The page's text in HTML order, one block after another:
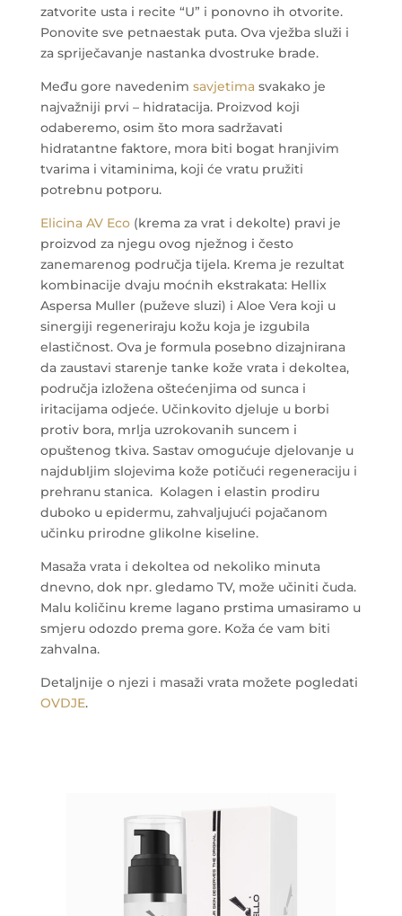
zatvorite usta i recite “U” i ponovno ih otvorite.
Ponovite sve petnaestak puta. Ova vježba služi i
za spriječavanje nastanka dvostruke brade.
Među gore navedenim savjetimasvakako je
najvažniji prvi – hidratacija. Proizvod koji
odaberemo, osim što mora sadržavati
hidratantne faktore, mora biti bogat hranjivim
tvarima i vitaminima, koji će vratu pružiti
potrebnu potporu.
Elicina AV Eco(krema za vrat i dekolte) pravi je
proizvod za njegu ovog nježnog i često
zanemarenog područja tijela. Krema je rezultat
kombinacije dvaju moćnih ekstrakata: Hellix
Aspersa Muller (puževe sluzi) i Aloe Vera koji u
sinergiji regeneriraju kožu koja je izgubila
elastičnost. Ova je formula posebno dizajnirana
da zaustavi starenje tanke kože vrata i dekoltea,
područja izložena oštećenjima od sunca i
iritacijama odjeće. Učinkovito djeluje u borbi
protiv bora, mrlja uzrokovanih suncem i
opuštenog tkiva. Sastav omogućuje djelovanje u
najdubljim slojevima kože potičući regeneraciju i
prehranu stanica. Kolagen i elastin prodiru
duboko u epidermu, zahvaljujući pojačanom
učinku prirodne glikolne kiseline.
Masaža vrata i dekoltea od nekoliko minuta
dnevno, dok npr. gledamo TV, može učiniti čuda.
Malu količinu kreme lagano prstima umasiramo u
smjeru odozdo prema gore. Koža će vam biti
zahvalna.
Detaljnije o njezi i masaži vrata možete pogledati
OVDJE.